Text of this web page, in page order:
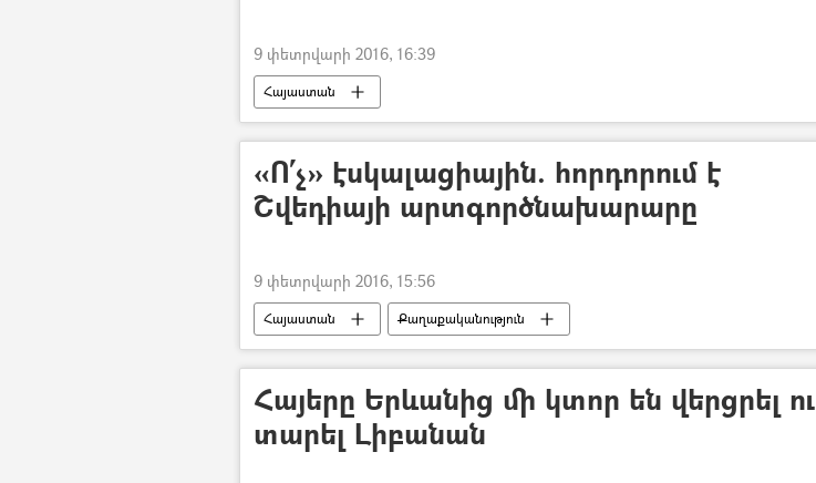
9 փետրվարի 2016, 16:39
Հայաստան
«Ո՛չ» էսկալացիային. հորդորում է
Շվեդիայի արտգործնախարարը
9 փետրվարի 2016, 15:56
Հայաստան Քաղաքականություն
Հայերը Երևանից մի կտոր են վերցրել ու
տարել Լիբանան